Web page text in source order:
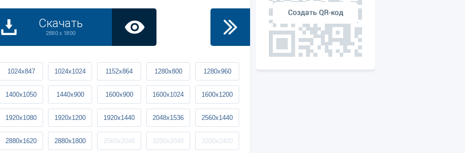
Скачать
2880 x 1800
1024x847 1024x1024 1152x864 1280x800 1280x960
1400x1050 1440x900 1600x900 1600x1024 1600x1200
1920x1080 1920x1200 1920x1440 2048x1536 2560x1440
2880x1620 2880x1800 2560x2048 3200x2048 3200x2400